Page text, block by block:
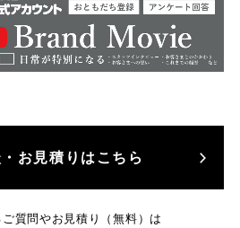
お見積りはこちら
質問やお見積り（無料）は